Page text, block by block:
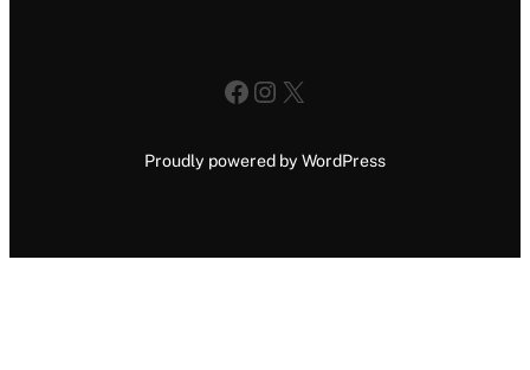
Facebook
Instagram
X
Proudly powered by WordPress